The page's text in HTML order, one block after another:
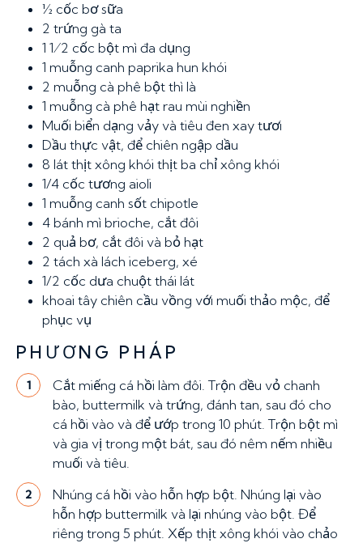
½ cốc bơ sữa
2 trứng gà ta
1 1⁄2 cốc bột mì đa dụng
1 muỗng canh paprika hun khói
2 muỗng cà phê bột thì là
1 muỗng cà phê hạt rau mùi nghiền
Muối biển dạng vảy và tiêu đen xay tươi
Dầu thực vật, để chiên ngập dầu
8 lát thịt xông khói thịt ba chỉ xông khói
1/4 cốc tương aioli
1 muỗng canh sốt chipotle
4 bánh mì brioche, cắt đôi
2 quả bơ, cắt đôi và bỏ hạt
2 tách xà lách iceberg, xé
1/2 cốc dưa chuột thái lát
khoai tây chiên cầu vồng với muối thảo mộc, để
phục vụ
PHƯƠNG PHÁP
1
Cắt miếng cá hồi làm đôi. Trộn đều vỏ chanh
bào, buttermilk và trứng, đánh tan, sau đó cho
cá hồi vào và để ướp trong 10 phút. Trộn bột mì
và gia vị trong một bát, sau đó nêm nếm nhiều
muối và tiêu.
2
Nhúng cá hồi vào hỗn hợp bột. Nhúng lại vào
hỗn hợp buttermilk và lại nhúng vào bột. Để
riêng trong 5 phút. Xếp thịt xông khói vào chảo